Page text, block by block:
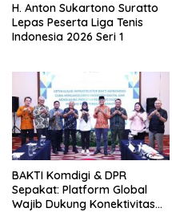
H. Anton Sukartono Suratto
Lepas Peserta Liga Tenis
Indonesia 2026 Seri 1
BAKTI Komdigi & DPR
Sepakat: Platform Global
Wajib Dukung Konektivitas